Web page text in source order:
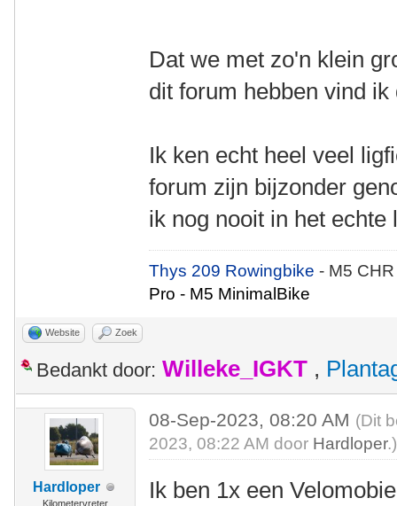
Dat we met zo'n klein
dit forum hebben vind
Ik ken echt heel veel
forum zijn bijzonder
ik nog nooit in het echte
Thys 209 Rowingbike- M5
Pro - M5 MinimalBike
Website Zoek
Bedankt door: Willeke_IGKT ,
Hardloper
Kilometervreter
08-Sep-2023, 08:20 AM (Dit
2023, 08:22 AM door Hardloper.)
Ik ben 1x een